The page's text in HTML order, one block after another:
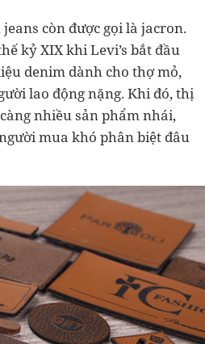
còn được gọi là jacron.
kỷ XIX khi Levi’s bắt đầu
denim dành cho thợ mỏ,
lao động nặng. Khi đó, thị
nhiều sản phẩm nhái,
mua khó phân biệt đâu